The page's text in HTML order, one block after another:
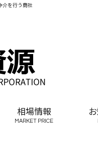
介を行う商社
相場情報
MARKET PRICE